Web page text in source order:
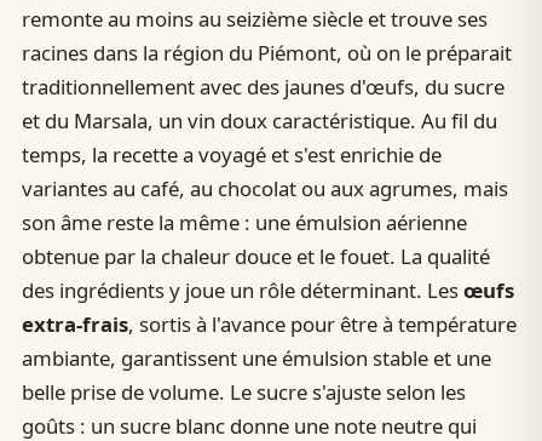
remonte au moins au seizième siècle et trouve ses
racines dans la région du Piémont, où on le préparait
traditionnellement avec des jaunes d'œufs, du sucre
et du Marsala, un vin doux caractéristique. Au fil du
temps, la recette a voyagé et s'est enrichie de
variantes au café, au chocolat ou aux agrumes, mais
son âme reste la même : une émulsion aérienne
obtenue par la chaleur douce et le fouet. La qualité
des ingrédients y joue un rôle déterminant. Lesœufs
extra-frais, sortis à l'avance pour être à température
ambiante, garantissent une émulsion stable et une
belle prise de volume. Le sucre s'ajuste selon les
goûts : un sucre blanc donne une note neutre qui